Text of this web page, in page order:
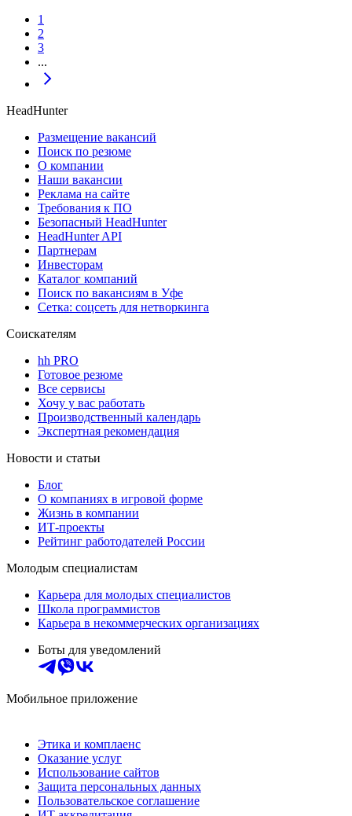
1
2
3
...
HeadHunter
Размещение вакансий
Поиск по резюме
О компании
Наши вакансии
Реклама на сайте
Требования к ПО
Безопасный HeadHunter
HeadHunter API
Партнерам
Инвесторам
Каталог компаний
Поиск по вакансиям в Уфе
Сетка: соцсеть для нетворкинга
Соискателям
hh PRO
Готовое резюме
Все сервисы
Хочу у вас работать
Производственный календарь
Экспертная рекомендация
Новости и статьи
Блог
О компаниях в игровой форме
Жизнь в компании
ИТ-проекты
Рейтинг работодателей России
Молодым специалистам
Карьера для молодых специалистов
Школа программистов
Карьера в некоммерческих организациях
Боты для уведомлений
Мобильное приложение
Этика и комплаенс
Оказание услуг
Использование сайтов
Защита персональных данных
Пользовательское соглашение